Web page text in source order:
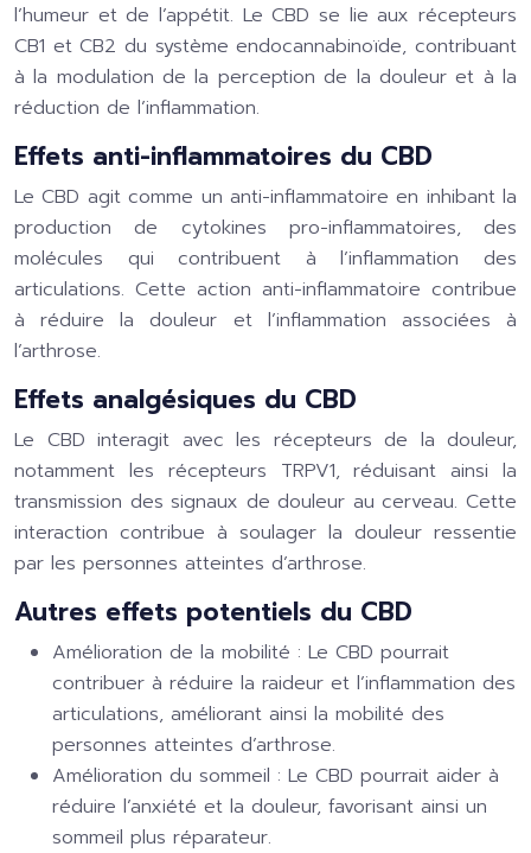
l’humeur et de l’appétit. Le CBD se lie aux récepteurs
CB1 et CB2 du système endocannabinoïde, contribuant
à la modulation de la perception de la douleur et à la
réduction de l’inflammation.
Effets anti-inflammatoires du CBD
Le CBD agit comme un anti-inflammatoire en inhibant la
production de cytokines pro-inflammatoires, des
molécules qui contribuent à l’inflammation des
articulations. Cette action anti-inflammatoire contribue
à réduire la douleur et l’inflammation associées à
l’arthrose.
Effets analgésiques du CBD
Le CBD interagit avec les récepteurs de la douleur,
notamment les récepteurs TRPV1, réduisant ainsi la
transmission des signaux de douleur au cerveau. Cette
interaction contribue à soulager la douleur ressentie
par les personnes atteintes d’arthrose.
Autres effets potentiels du CBD
Amélioration de la mobilité : Le CBD pourrait
contribuer à réduire la raideur et l’inflammation des
articulations, améliorant ainsi la mobilité des
personnes atteintes d’arthrose.
Amélioration du sommeil : Le CBD pourrait aider à
réduire l’anxiété et la douleur, favorisant ainsi un
sommeil plus réparateur.